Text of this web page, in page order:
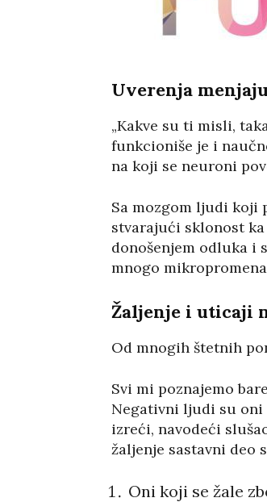
Uverenja
„Kakve su ti misli,
funkcioniše je i
na koji se neuroni
Sa mozgom ljudi koji
stvarajući sklonost
donošenjem odluka i
mnogo
Žaljenje i uticaji
Od mnogih štetnih
Svi mi poznajemo
Negativni ljudi su oni
izreći, navodeći
žaljenje sastavni deo
Oni koji se žale